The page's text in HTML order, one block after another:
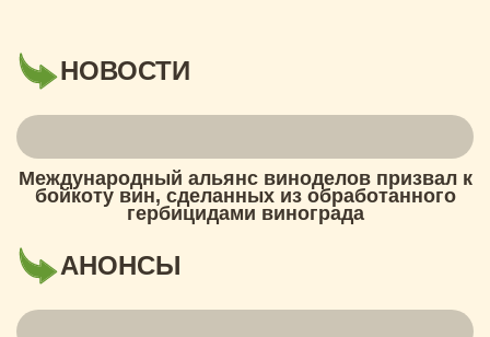
НОВОСТИ
Международный альянс виноделов призвал к
бойкоту вин, сделанных из обработанного
гербицидами винограда
АНОНСЫ